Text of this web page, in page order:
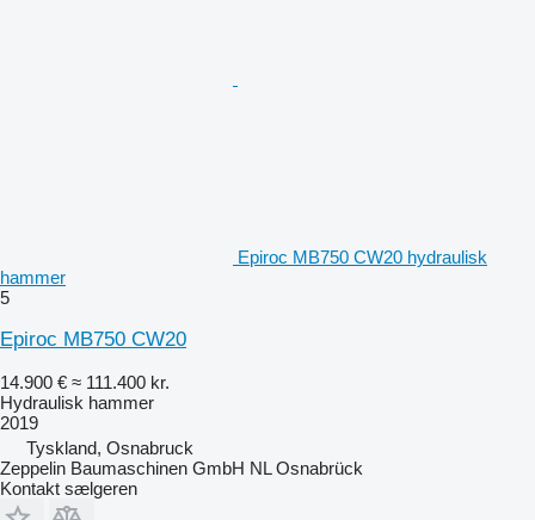
Epiroc MB750 CW20 hydraulisk
hammer
5
Epiroc MB750 CW20
14.900 € ≈ 111.400 kr.
Hydraulisk hammer
2019
Tyskland, Osnabruck
Zeppelin Baumaschinen GmbH NL Osnabrück
Kontakt sælgeren